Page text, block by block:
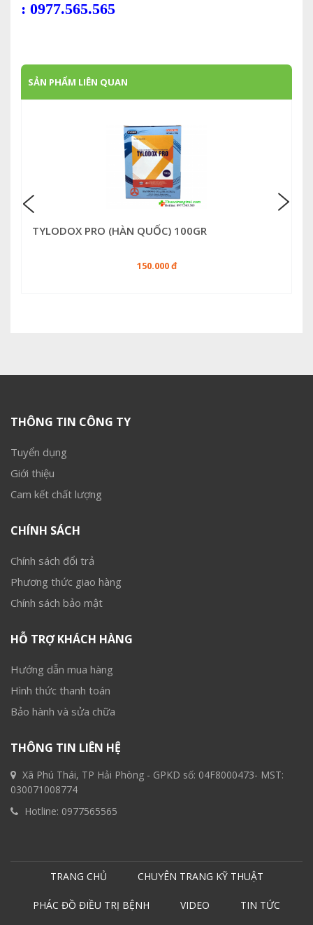
: 0977.565.565
SẢN PHẨM LIÊN QUAN
TYLODOX PRO (HÀN QUỐC) 100GR
150.000 đ
THÔNG TIN CÔNG TY
Tuyển dụng
Giới thiệu
Cam kết chất lượng
CHÍNH SÁCH
Chính sách đổi trả
Phương thức giao hàng
Chính sách bảo mật
HỖ TRỢ KHÁCH HÀNG
Hướng dẫn mua hàng
Hình thức thanh toán
Bảo hành và sửa chữa
THÔNG TIN LIÊN HỆ
Xã Phú Thái, TP Hải Phòng - GPKD số: 04F8000473- MST:
030071008774
Hotline: 0977565565
TRANG CHỦ CHUYÊN TRANG KỸ THUẬT
PHÁC ĐỒ ĐIỀU TRỊ BỆNH VIDEO TIN TỨC